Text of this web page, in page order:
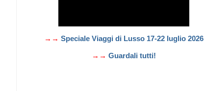
→→ Speciale Viaggi di Lusso 17-22 luglio 2026
→→ Guardali tutti!